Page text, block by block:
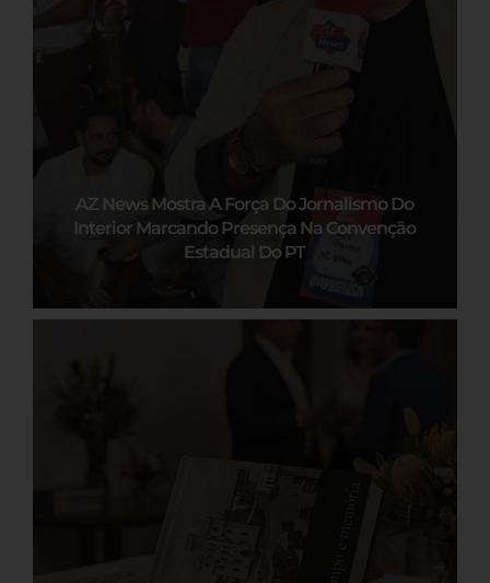
AZ News Mostra A Força Do Jornalismo Do
Interior Marcando Presença Na Convenção
Estadual Do PT